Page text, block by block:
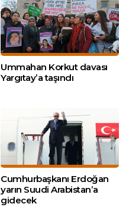
Ummahan Korkut davası
Yargıtay’a taşındı
Cumhurbaşkanı Erdoğan
yarın Suudi Arabistan’a
gidecek